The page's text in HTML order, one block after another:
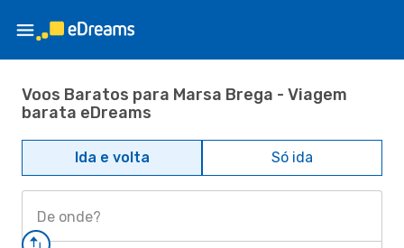
Voos Baratos para Marsa Brega - Viagem
barata eDreams
Ida e volta Só ida
De onde?